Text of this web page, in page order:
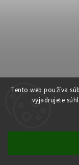
Tento web používa
vyjadrujete